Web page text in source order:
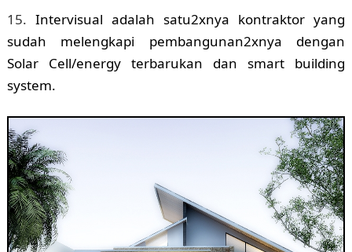
Intervisual adalah satu2xnya kontraktor yang
sudah melengkapi pembangunan2xnya dengan
Solar Cell/energy terbarukan dan smart building
system.